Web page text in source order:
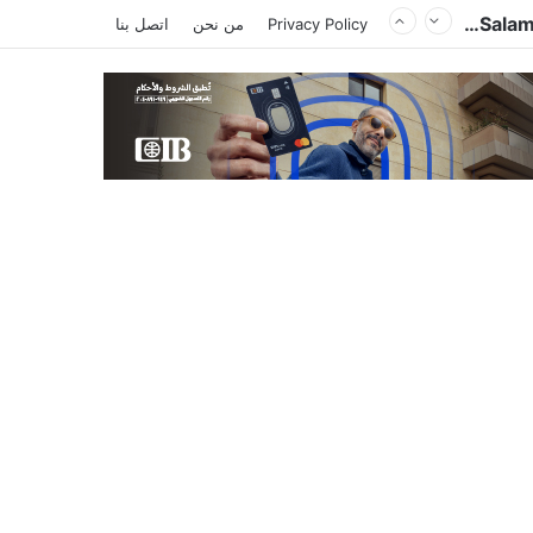
من إنجامينا .. وزير الخارجية المصري يؤكد دعم مصر الكامل للجهود الرامية لمكافحة الإرهاب في منطقتي غرب أفريقيا ودول الساحل Privacy Policy من نحن اتصل بنا